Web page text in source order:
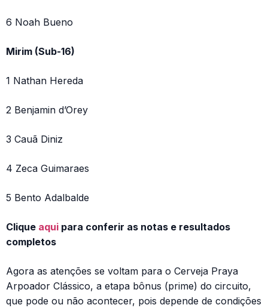
6 Noah Bueno
Mirim (Sub-16)
1 Nathan Hereda
2 Benjamin d’Orey
3 Cauã Diniz
4 Zeca Guimaraes
5 Bento Adalbalde
Clique aqui para conferir as notas e resultados
completos
Agora as atenções se voltam para o Cerveja Praya
Arpoador Clássico, a etapa bônus (prime) do circuito,
que pode ou não acontecer, pois depende de condições